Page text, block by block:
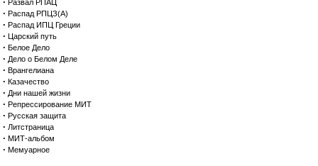
Развал РПАЦ
· Распад РПЦЗ(А)
· Распад ИПЦ Греции
· Царский путь
· Белое Дело
· Дело о Белом Деле
· Врангелиана
· Казачество
· Дни нашей жизни
· Репрессирование МИТ
· Русская защита
· Литстраница
· МИТ-альбом
· Мемуарное